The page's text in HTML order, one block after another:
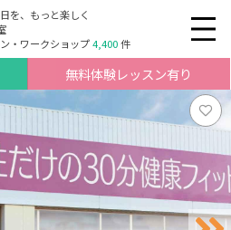
を、もっと楽しく
・ワークショップ4,400件
無料体験レッスン有り